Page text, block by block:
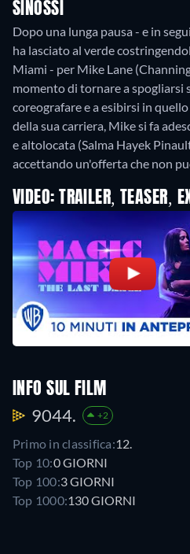
SINOSSI
Dopo una lunga pausa - e in
ha lasciato al verde
Miami - per Mike Lane
momento di tornare a spogliarsi
coreografare e a esibirsi in
della sua carriera, Mike si fa
e altolocata (Salma Hayek
accettando un'offerta che non
VIDEO: TRAILER, TEASER,
INFO SUL FILM
9044. +2
Primo in classifica:12.
Top 10:0 GIORNI
Top 100:3 GIORNI
Top 1000:130 GIORNI